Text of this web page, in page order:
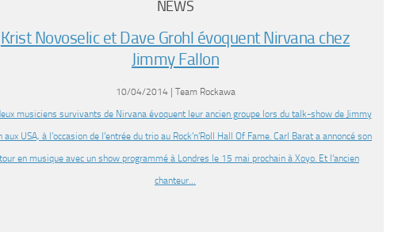
NEWS
Krist Novoselic et Dave Grohl évoquent Nirvana chez
Jimmy Fallon
10/04/2014 | Team Rockawa
musiciens survivants de Nirvana évoquent leur ancien groupe lors du talk-show de Jimmy
aux USA, à l’occasion de l’entrée du trio au Rock’n’Roll Hall Of Fame. Carl Barat a annoncé son
en musique avec un show programmé à Londres le 15 mai prochain à Xoyo. Et l’ancien
chanteur…